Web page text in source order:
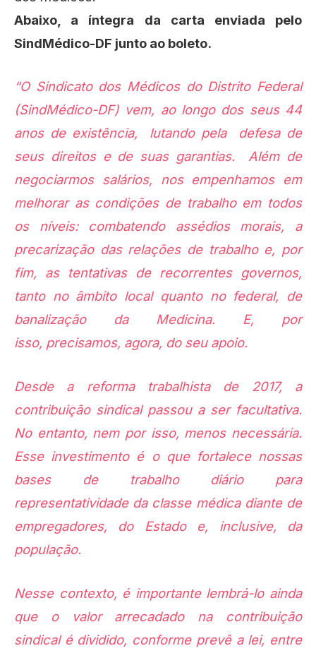
Abaixo, a íntegra da carta enviada pelo
SindMédico-DF junto ao boleto.
“O Sindicato dos Médicos do Distrito Federal
(SindMédico-DF) vem, ao longo dos seus 44
anos de existência, lutando pela defesa de
seus direitos e de suas garantias. Além de
negociarmos salários, nos empenhamos em
melhorar as condições de trabalho em todos
os níveis: combatendo assédios morais, a
precarização das relações de trabalho e, por
fim, as tentativas de recorrentes governos,
tanto no âmbito local quanto no federal, de
banalização da Medicina. E, por
isso, precisamos, agora, do seu apoio.
Desde a reforma trabalhista de 2017, a
contribuição sindical passou a ser facultativa.
No entanto, nem por isso, menos necessária.
Esse investimento é o que fortalece nossas
bases de trabalho diário para
representatividade da classe médica diante de
empregadores, do Estado e, inclusive, da
população.
Nesse contexto, é importante lembrá-lo ainda
que o valor arrecadado na contribuição
sindical é dividido, conforme prevê a lei, entre